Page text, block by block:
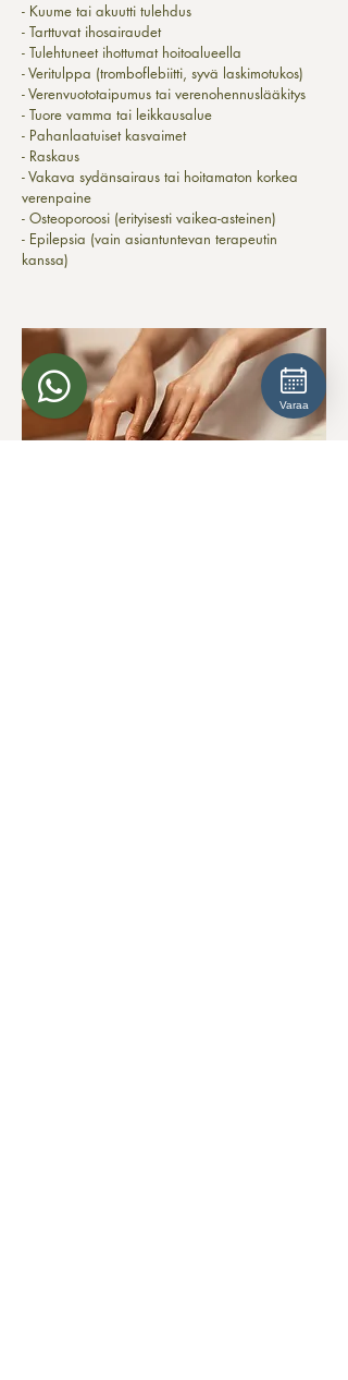
- Kuume tai akuutti tulehdus
- Tarttuvat ihosairaudet
- Tulehtuneet ihottumat hoitoalueella
- Veritulppa (tromboflebiitti, syvä laskimotukos)
- Verenvuototaipumus tai verenohennuslääkitys
- Tuore vamma tai leikkausalue
- Pahanlaatuiset kasvaimet
- Raskaus
- Vakava sydänsairaus tai hoitamaton korkea
verenpaine
- Osteoporoosi (erityisesti vaikea-asteinen)
- Epilepsia (vain asiantuntevan terapeutin
kanssa)
Varaa